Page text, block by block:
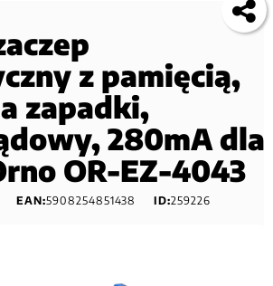
z pamięcią,
zapadki,
280mA dla
OR-EZ-4043
EAN:5908254851438 ID:259226